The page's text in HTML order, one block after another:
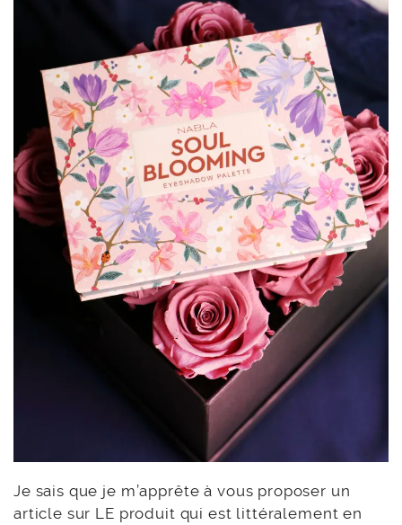
Je sais que je m’apprête à vous proposer un
article sur LE produit qui est littéralement en